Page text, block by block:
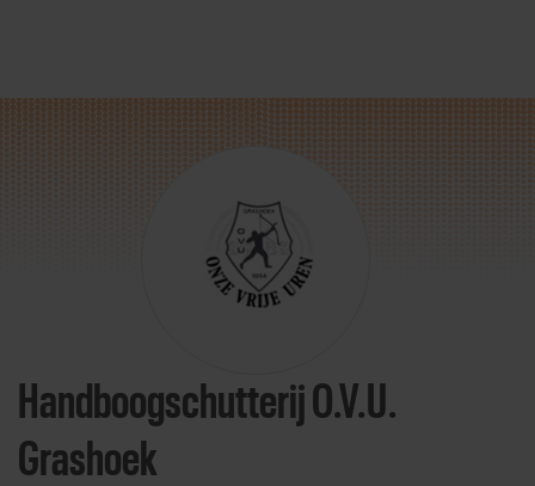
Direct door naar content
Handboogschutterij O.V.U.
Grashoek